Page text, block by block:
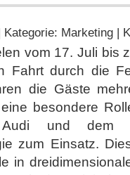
Kategorie: Marketing |
vom 17. Juli bis
Fahrt durch die
die Gäste
besondere
und dem
zum Einsatz.
in